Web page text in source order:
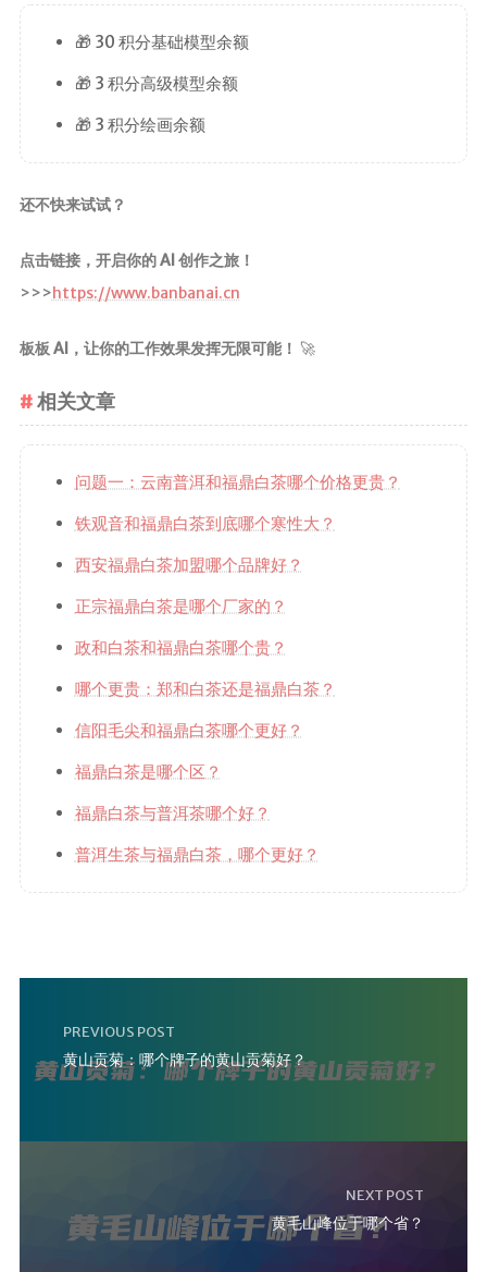
🎁 30 积分基础模型余额
🎁 3 积分高级模型余额
🎁 3 积分绘画余额
还不快来试试？
点击链接，开启你的 AI 创作之旅！
>>>https://www.banbanai.cn
板板 AI，让你的工作效果发挥无限可能！ 🚀
相关文章
问题一：云南普洱和福鼎白茶哪个价格更贵？
铁观音和福鼎白茶到底哪个寒性大？
西安福鼎白茶加盟哪个品牌好？
正宗福鼎白茶是哪个厂家的？
政和白茶和福鼎白茶哪个贵？
哪个更贵：郑和白茶还是福鼎白茶？
信阳毛尖和福鼎白茶哪个更好？
福鼎白茶是哪个区？
福鼎白茶与普洱茶哪个好？
普洱生茶与福鼎白茶，哪个更好？
PREVIOUS POST
黄山贡菊：哪个牌子的黄山贡菊好？
NEXT POST
黄毛山峰位于哪个省？